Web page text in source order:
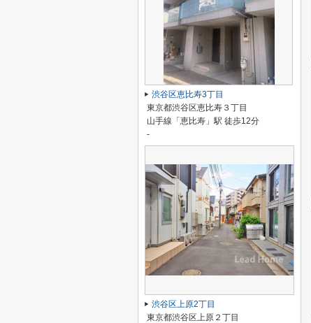
渋谷区恵比寿3丁目
東京都渋谷区恵比寿３丁目
山手線「恵比寿」駅 徒歩12分
-
渋谷区上原2丁目
東京都渋谷区上原２丁目